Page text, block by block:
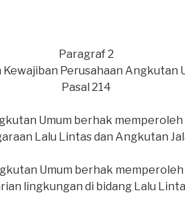
Paragraf 2
Kewajiban Perusahaan Angkutan
Pasal 214
Umum berhak
Lalu Lintas dan Angkutan
Umum berhak
lingkungan di bidang Lalu